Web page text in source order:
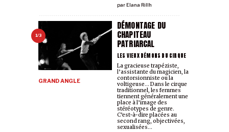
parElana Rillh
1/3
DÉMONTAGE DU
CHAPITEAU
PATRIARCAL
LES VIEUX DÉMONS DU CIRQUE
GRAND ANGLE
La gracieuse trapéziste,
l’assistante du magicien, la
contorsionniste ou la
voltigeuse... Dans le cirque
traditionnel, les femmes
tiennent généralement une
place à l’image des
stéréotypes de genre.
C’est-à-dire placées au
second rang, objectivées,
sexualisées...